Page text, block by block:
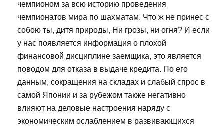
чемпионом за всю историю проведения
чемпионатов мира по шахматам. Что ж не принес с
собою ты, дитя природы, Ни грозы, ни огня? И если
у нас появляется информация о плохой
финансовой дисциплине заемщика, это является
поводом для отказа в выдаче кредита. По его
данным, сокращения на складах и слабый спрос в
самой Японии и за рубежом также негативно
влияют на деловые настроения наряду с
экономическим ослаблением в развивающихся